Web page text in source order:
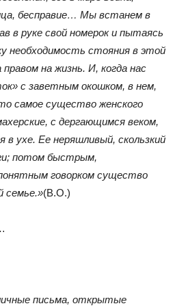
бесправие… Мы встанем в
в руке свой номерок и пытаясь
необходимость стояния в этой
на жизнь. И, когда нас
с заветным окошком, в нем,
самое существо женского
с дергающимся веком,
ухе. Ее неряшливый, скользкий
потом быстрым,
говорком существо
(В.О.)
письма, открытые